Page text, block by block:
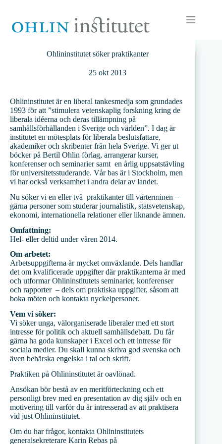
innehåll
Ohlininstitutet söker praktikanter
25 okt 2013
Ohlininstitutet är en liberal tankesmedja som grundades
1993 för att ”stimulera vetenskaplig forskning kring de
liberala idéerna och deras tillämpning på
samhällsförhållanden i Sverige och världen”. I dag är
institutet en mötesplats för liberala beslutsfattare,
akademiker och skribenter från hela Sverige. Vi ger ut
böcker på Bertil Ohlin förlag, arrangerar kurser,
konferenser och seminarier samt en årlig uppsatstävling
för universitetsstuderande. Vår bas är i Stockholm, men
vi har också verksamhet i andra delar av landet.
Nu söker vi en eller två praktikanter till vårterminen –
gärna personer som studerar journalistik, statsvetenskap,
ekonomi, internationella relationer eller liknande ämnen.
Omfattning:
Hel- eller deltid under våren 2014.
Om arbetet:
Arbetsuppgifterna är mycket omväxlande. Dels handlar
det om kvalificerade uppgifter där praktikanterna är med
och utformar Ohlininstitutets seminarier, konferenser
och rapporter – dels om praktiska uppgifter, såsom att
boka möten och kontakta nyckelpersoner.
Vem vi söker:
Vi söker unga, välorganiserade liberaler med ett stort
intresse för politik och aktuell samhällsdebatt. Du får
gärna ha goda kunskaper i Excel och ett intresse för
sociala medier. Du skall kunna skriva god svenska och
även behärska engelska i tal och skrift.
Praktiken på Ohlininstitutet är oavlönad.
Ansökan bör bestå av en meritförteckning och ett
personligt brev med en presentation av dig själv och en
motivering till varför du är intresserad av att praktisera
vid just Ohlininstitutet.
Om du har frågor, kontakta Ohlininstitutets
generalsekreterare Karin Rebas på